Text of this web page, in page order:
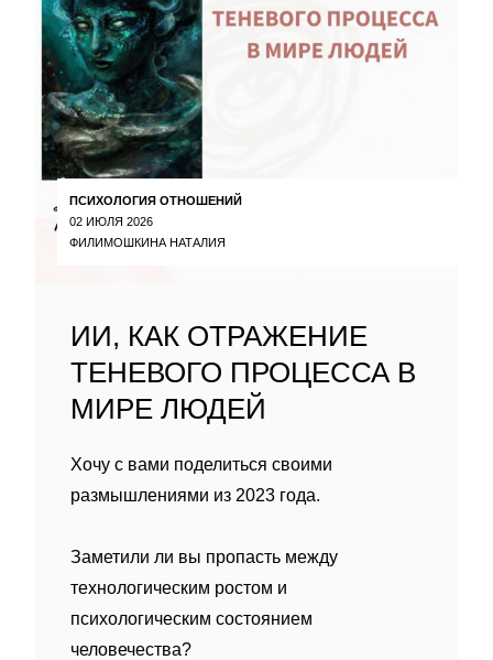
ПСИХОЛОГИЯ ОТНОШЕНИЙ
02 ИЮЛЯ 2026
ФИЛИМОШКИНА НАТАЛИЯ
ИИ, КАК ОТРАЖЕНИЕ
ТЕНЕВОГО ПРОЦЕССА В
МИРЕ ЛЮДЕЙ
Хочу с вами поделиться своими
размышлениями из 2023 года.
Заметили ли вы пропасть между
технологическим ростом и
психологическим состоянием
человечества?